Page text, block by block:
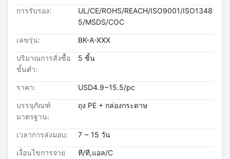
การรับรอง:
UL/CE/ROHS/REACH/ISO9001/ISO1348
5/MSDS/COC
เลขรุ่น: BK-A-XXX
ปริมาณการสั่งซื้อ
ขั้นต่ำ:
5 ชิ้น
ราคา: USD4.9~15.5/pc
บรรจุภัณฑ์
มาตรฐาน:
ถุง PE + กล่องกระดาษ
เวลาการส่งมอบ: 7 ~ 15 วัน
เงื่อนไขการจ่าย
ที/ที,แอล/C